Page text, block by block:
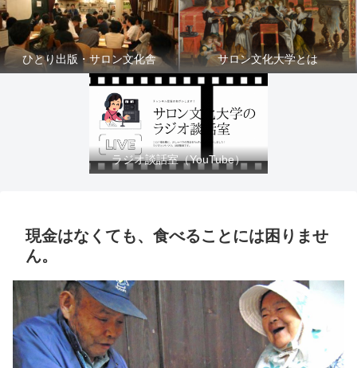
ひとり出版・サロン文化舎 サロン文化大学とは
ラジオ談話室（YouTube）
現金はなくても、食べることには困りませ
ん。